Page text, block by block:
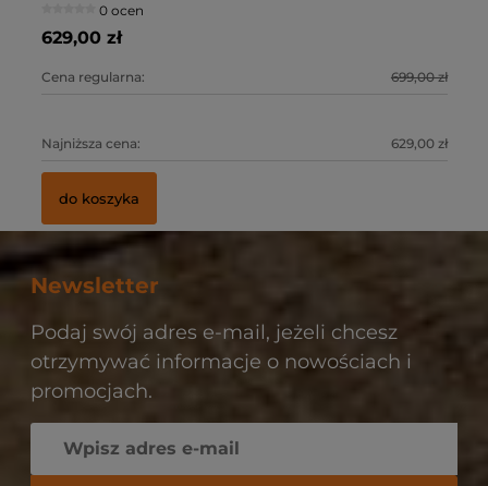
0 ocen
629,00 zł
Cena regularna: 699,00 zł
Najniższa cena: 629,00 zł
do koszyka
Newsletter
Podaj swój adres e-mail, jeżeli chcesz
otrzymywać informacje o nowościach i
promocjach.